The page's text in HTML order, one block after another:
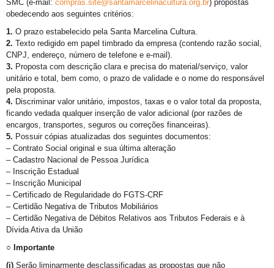
SMC (e-mail: compras.site@santamarcelinacultura.org.br) propostas
obedecendo aos seguintes critérios:
1. O prazo estabelecido pela Santa Marcelina Cultura.
2. Texto redigido em papel timbrado da empresa (contendo razão social,
CNPJ, endereço, número de telefone e e-mail).
3. Proposta com descrição clara e precisa do material/serviço, valor
unitário e total, bem como, o prazo de validade e o nome do responsável
pela proposta.
4. Discriminar valor unitário, impostos, taxas e o valor total da proposta,
ficando vedada qualquer inserção de valor adicional (por razões de
encargos, transportes, seguros ou correções financeiras).
5. Possuir cópias atualizadas dos seguintes documentos:
– Contrato Social original e sua última alteração
– Cadastro Nacional de Pessoa Jurídica
– Inscrição Estadual
– Inscrição Municipal
– Certificado de Regularidade do FGTS-CRF
– Certidão Negativa de Tributos Mobiliários
– Certidão Negativa de Débitos Relativos aos Tributos Federais e à
Dívida Ativa da União
○ Importante
(i) Serão liminarmente desclassificadas as propostas que não